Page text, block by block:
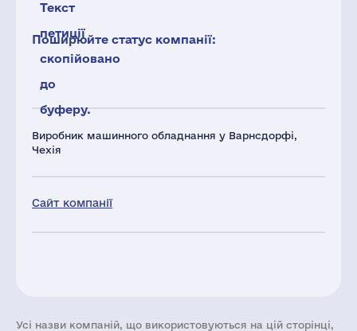
Виробник машинного обладнання у Варнсдорфі,
Чехія
Сайт компанії
Текст
петиції
скопійовано
до
буферу.
Поширюйте статус компанії:
Усі назви компаній, що використовуються на цій сторінці,